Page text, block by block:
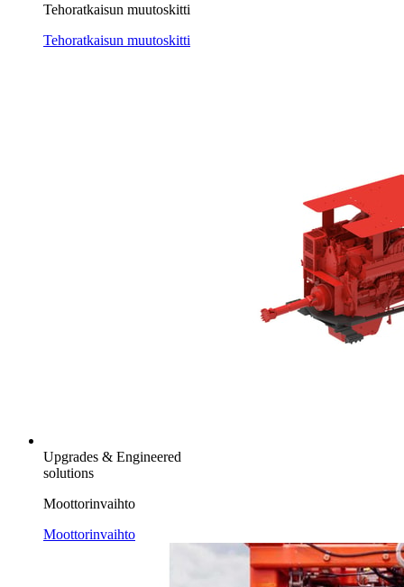
Tehoratkaisun muutoskitti
Tehoratkaisun muutoskitti
Upgrades & Engineered
solutions
Moottorinvaihto
Moottorinvaihto